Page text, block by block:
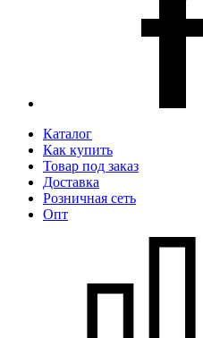
Каталог
Как купить
Товар под заказ
Доставка
Розничная сеть
Опт